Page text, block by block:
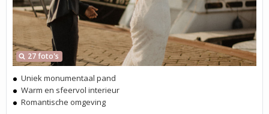
27 foto's
Uniek monumentaal pand
Warm en sfeervol interieur
Romantische omgeving